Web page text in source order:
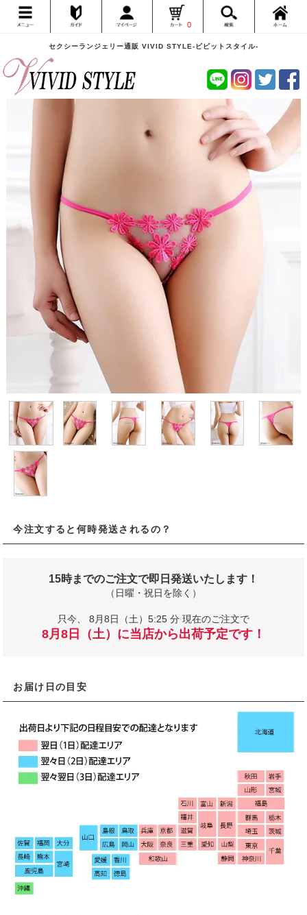
セクシーランジェリー通販 VIVID STYLE-ビビットスタイル-
0
今注文すると何時発送されるの？
15時までのご注文で即日発送いたします！
（日曜・祝日を除く）
只今、 8月8日（土）5:25 分 現在のご注文で
8月8日（土）に当店から出荷予定です！
お届け日の目安